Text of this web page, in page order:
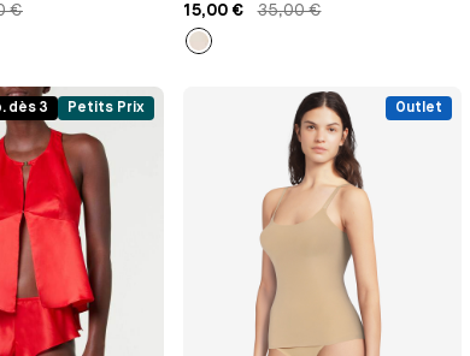
€
15,00 €
35,00 €
Beige
dès 3 Petits Prix Outlet